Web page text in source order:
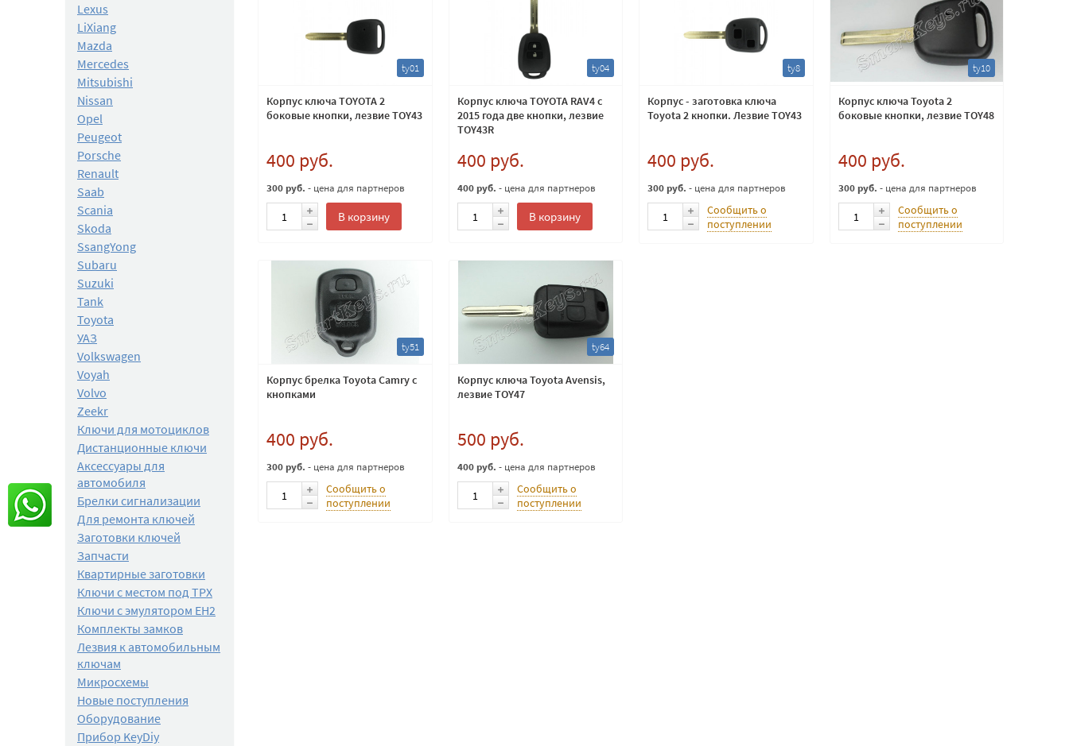
Lexus
LiXiang
Mazda
Mercedes
Mitsubishi
Nissan
Opel
Peugeot
Porsche
Renault
Saab
Scania
Skoda
SsangYong
Subaru
Suzuki
Tank
Toyota
УАЗ
Volkswagen
Voyah
Volvo
Zeekr
Ключи для мотоциклов
Дистанционные ключи
Аксессуары для
автомобиля
Брелки сигнализации
Для ремонта ключей
Заготовки ключей
Запчасти
Квартирные заготовки
Ключи с местом под TPX
Ключи с эмулятором EH2
Комплекты замков
Лезвия к автомобильным
ключам
Микросхемы
Новые поступления
Оборудование
Прибор KeyDiy
ty01
Корпус ключа TOYOTA 2
боковые кнопки, лезвие TOY43
400 руб.
300 руб. - цена для партнеров
В корзину
ty04
Корпус ключа TOYOTA RAV4 с
2015 года две кнопки, лезвие
TOY43R
400 руб.
400 руб. - цена для партнеров
В корзину
ty8
Корпус - заготовка ключа
Toyota 2 кнопки. Лезвие TOY43
400 руб.
300 руб. - цена для партнеров
Сообщить о
поступлении
ty10
Корпус ключа Toyota 2
боковые кнопки, лезвие TOY48
400 руб.
300 руб. - цена для партнеров
Сообщить о
поступлении
ty51
Корпус брелка Toyota Camry с
кнопками
400 руб.
300 руб. - цена для партнеров
Сообщить о
поступлении
ty64
Корпус ключа Toyota Avensis,
лезвие TOY47
500 руб.
400 руб. - цена для партнеров
Сообщить о
поступлении